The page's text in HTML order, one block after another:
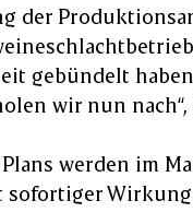
der
gebündelt
wir nun nach“,
werden im
sofortiger